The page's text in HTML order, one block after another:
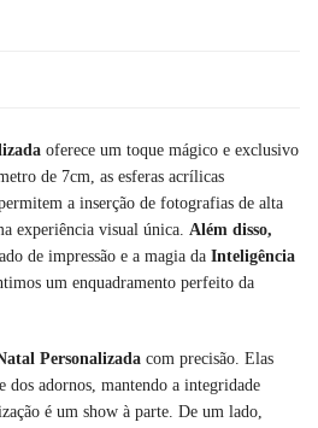
oferece um toque mágico e exclusivo
de 7cm, as esferas acrílicas
a inserção de fotografias de alta
experiência visual única. Além disso,
de impressão e a magia da Inteligência
um enquadramento perfeito da
Personalizada com precisão. Elas
dos adornos, mantendo a integridade
é um show à parte. De um lado,